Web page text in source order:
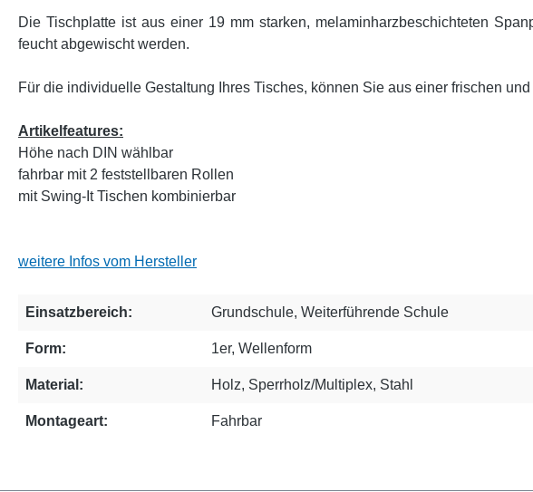
Die Tischplatte ist aus einer 19 mm starken, melaminharzbeschichteten
feucht abgewischt werden.
Für die individuelle Gestaltung Ihres Tisches, können Sie aus einer frischen
Artikelfeatures:
Höhe nach DIN wählbar
fahrbar mit 2 feststellbaren Rollen
mit Swing-It Tischen kombinierbar
weitere Infos vom Hersteller
Einsatzbereich: Grundschule, Weiterführende Schule
Form: 1er, Wellenform
Material: Holz, Sperrholz/Multiplex, Stahl
Montageart: Fahrbar